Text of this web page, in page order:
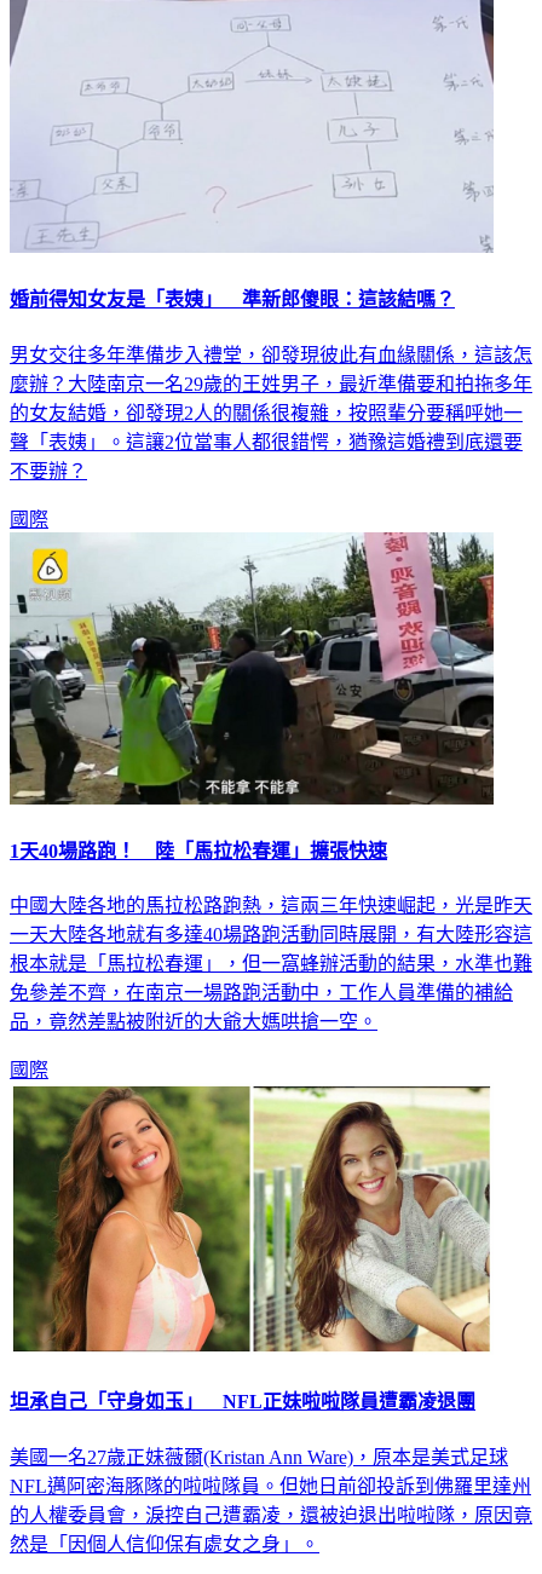
婚前得知女友是「表姨」 準新郎傻眼：這該結嗎？
男女交往多年準備步入禮堂，卻發現彼此有血緣關係，這該怎
麼辦？大陸南京一名29歲的王姓男子，最近準備要和拍拖多年
的女友結婚，卻發現2人的關係很複雜，按照輩分要稱呼她一
聲「表姨」。這讓2位當事人都很錯愕，猶豫這婚禮到底還要
不要辦？
國際
1天40場路跑！ 陸「馬拉松春運」擴張快速
中國大陸各地的馬拉松路跑熱，這兩三年快速崛起，光是昨天
一天大陸各地就有多達40場路跑活動同時展開，有大陸形容這
根本就是「馬拉松春運」，但一窩蜂辦活動的結果，水準也難
免參差不齊，在南京一場路跑活動中，工作人員準備的補給
品，竟然差點被附近的大爺大媽哄搶一空。
國際
坦承自己「守身如玉」 NFL正妹啦啦隊員遭霸凌退團
美國一名27歲正妹薇爾(Kristan Ann Ware)，原本是美式足球
NFL邁阿密海豚隊的啦啦隊員。但她日前卻投訴到佛羅里達州
的人權委員會，淚控自己遭霸凌，還被迫退出啦啦隊，原因竟
然是「因個人信仰保有處女之身」。